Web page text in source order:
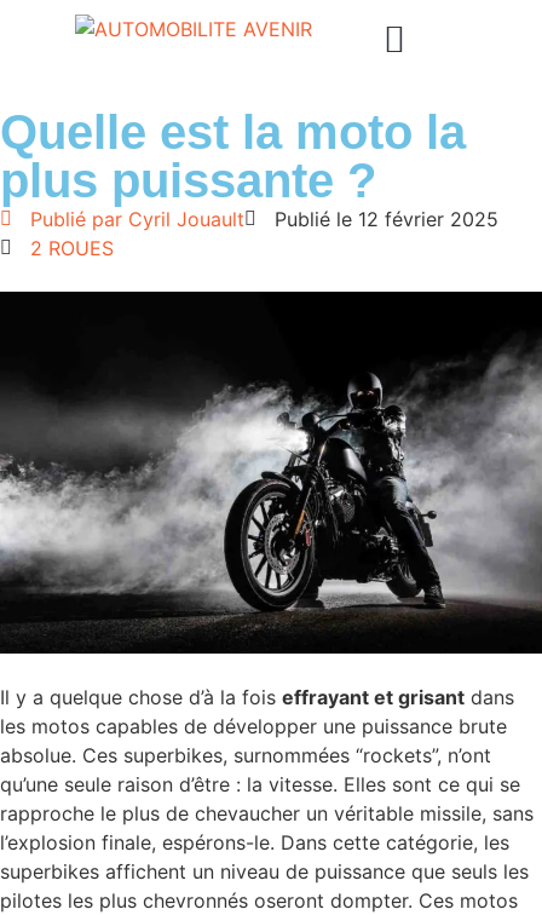
Quelle est la moto la
plus puissante ?
Publié par Cyril Jouault Publié le 12 février 2025
2 ROUES
Il y a quelque chose d’à la fois effrayant et grisant dans
les motos capables de développer une puissance brute
absolue. Ces superbikes, surnommées “rockets”, n’ont
qu’une seule raison d’être : la vitesse. Elles sont ce qui se
rapproche le plus de chevaucher un véritable missile, sans
l’explosion finale, espérons-le. Dans cette catégorie, les
superbikes affichent un niveau de puissance que seuls les
pilotes les plus chevronnés oseront dompter. Ces motos